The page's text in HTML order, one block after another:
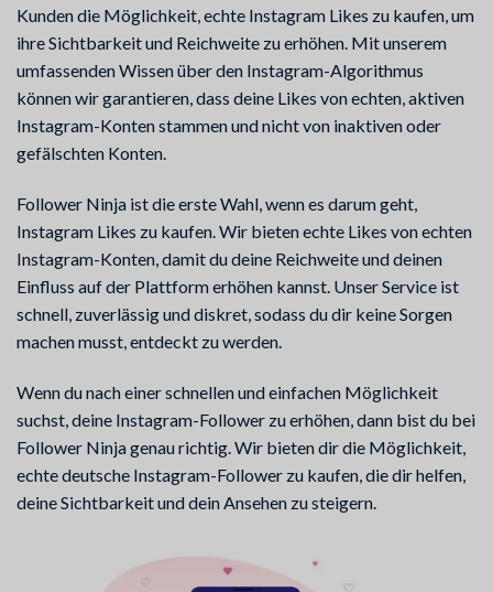
Kunden die Möglichkeit, echte Instagram Likes zu kaufen, um
ihre Sichtbarkeit und Reichweite zu erhöhen. Mit unserem
umfassenden Wissen über den Instagram-Algorithmus
können wir garantieren, dass deine Likes von echten, aktiven
Instagram-Konten stammen und nicht von inaktiven oder
gefälschten Konten.
Follower Ninja ist die erste Wahl, wenn es darum geht,
Instagram Likes zu kaufen. Wir bieten echte Likes von echten
Instagram-Konten, damit du deine Reichweite und deinen
Einfluss auf der Plattform erhöhen kannst. Unser Service ist
schnell, zuverlässig und diskret, sodass du dir keine Sorgen
machen musst, entdeckt zu werden.
Wenn du nach einer schnellen und einfachen Möglichkeit
suchst, deine Instagram-Follower zu erhöhen, dann bist du bei
Follower Ninja genau richtig. Wir bieten dir die Möglichkeit,
echte deutsche Instagram-Follower zu kaufen, die dir helfen,
deine Sichtbarkeit und dein Ansehen zu steigern.